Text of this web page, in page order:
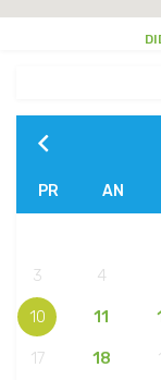
PR AN
3 4
10 11
17 18